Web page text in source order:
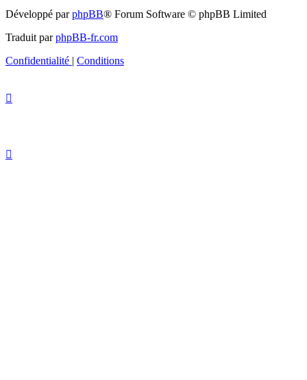
Développé parphpBB® Forum Software © phpBB Limited
Traduit parphpBB-fr.com
Confidentialité | Conditions